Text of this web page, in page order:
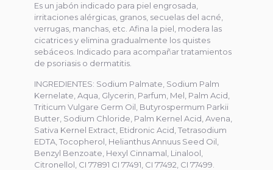
Es un jabón indicado para piel engrosada,
irritaciones alérgicas, granos, secuelas del acné,
verrugas, manchas, etc. Afina la piel, modera las
cicatrices y elimina gradualmente los quistes
sebáceos. Indicado para acompañar tratamientos
de psoriasis o dermatitis.
INGREDIENTES: Sodium Palmate, Sodium Palm
Kernelate, Aqua, Glycerin, Parfum, Mel, Palm Acid,
Triticum Vulgare Germ Oil, Butyrospermum Parkii
Butter, Sodium Chloride, Palm Kernel Acid, Avena,
Sativa Kernel Extract, Etidronic Acid, Tetrasodium
EDTA, Tocopherol, Helianthus Annuus Seed Oil,
Benzyl Benzoate, Hexyl Cinnamal, Linalool,
Citronellol, CI 77891 CI 77491, CI 77492, CI 77499.